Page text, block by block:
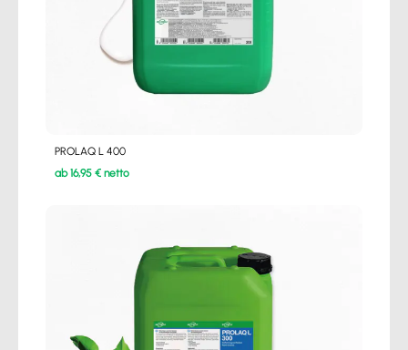
PROLAQ L 400
ab 16,95 € netto